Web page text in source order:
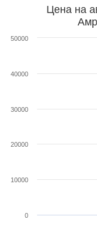
Цена на
0
10000
20000
30000
40000
50000